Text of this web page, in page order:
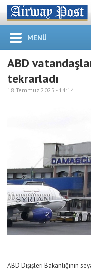
MENÜ
ABD
tekrarladı
18 Temmuz 2025 - 14:14
ABD Dışişleri Bakanlığının